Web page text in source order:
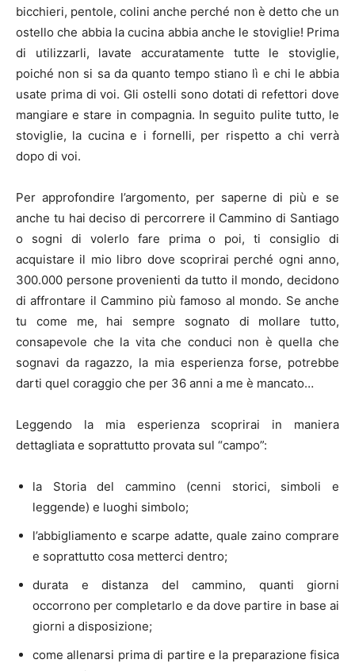
bicchieri, pentole, colini anche perché non è detto che un
ostello che abbia la cucina abbia anche le stoviglie! Prima
di utilizzarli, lavate accuratamente tutte le stoviglie,
poiché non si sa da quanto tempo stiano lì e chi le abbia
usate prima di voi. Gli ostelli sono dotati di refettori dove
mangiare e stare in compagnia. In seguito pulite tutto, le
stoviglie, la cucina e i fornelli, per rispetto a chi verrà
dopo di voi.
Per approfondire l’argomento, per saperne di più e se
anche tu hai deciso di percorrere il Cammino di Santiago
o sogni di volerlo fare prima o poi, ti consiglio di
acquistare il mio libro dove scoprirai perché ogni anno,
300.000 persone provenienti da tutto il mondo, decidono
di affrontare il Cammino più famoso al mondo. Se anche
tu come me, hai sempre sognato di mollare tutto,
consapevole che la vita che conduci non è quella che
sognavi da ragazzo, la mia esperienza forse, potrebbe
darti quel coraggio che per 36 anni a me è mancato…
Leggendo la mia esperienza scoprirai in maniera
dettagliata e soprattutto provata sul “campo”:
la Storia del cammino (cenni storici, simboli e
leggende) e luoghi simbolo;
l’abbigliamento e scarpe adatte, quale zaino comprare
e soprattutto cosa metterci dentro;
durata e distanza del cammino, quanti giorni
occorrono per completarlo e da dove partire in base ai
giorni a disposizione;
come allenarsi prima di partire e la preparazione fisica